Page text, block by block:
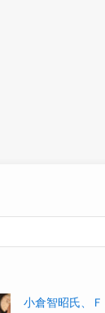
小倉智昭氏、